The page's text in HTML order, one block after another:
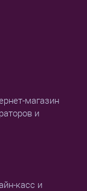
магазин
и
касс и